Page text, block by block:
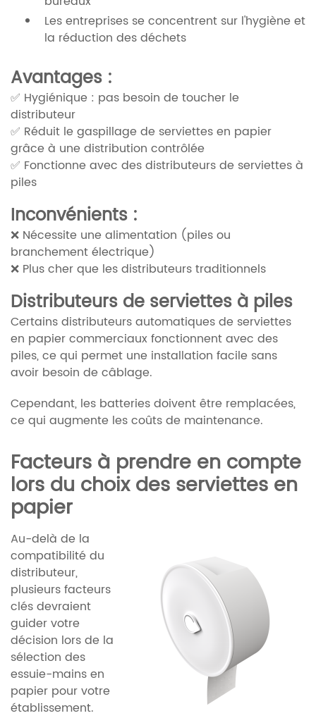
Les entreprises se concentrent sur l'hygiène et
la réduction des déchets
Avantages :
✅ Hygiénique : pas besoin de toucher le
distributeur
✅ Réduit le gaspillage de serviettes en papier
grâce à une distribution contrôlée
✅ Fonctionne avec des distributeurs de serviettes à
piles
Inconvénients :
❌ Nécessite une alimentation (piles ou
branchement électrique)
❌ Plus cher que les distributeurs traditionnels
Distributeurs de serviettes à piles
Certains distributeurs automatiques de serviettes
en papier commerciaux fonctionnent avec des
piles, ce qui permet une installation facile sans
avoir besoin de câblage.
Cependant, les batteries doivent être remplacées,
ce qui augmente les coûts de maintenance.
Facteurs à prendre en compte
lors du choix des serviettes en
papier
Au-delà de la
compatibilité du
distributeur,
plusieurs facteurs
clés devraient
guider votre
décision lors de la
sélection des
essuie-mains en
papier pour votre
établissement.